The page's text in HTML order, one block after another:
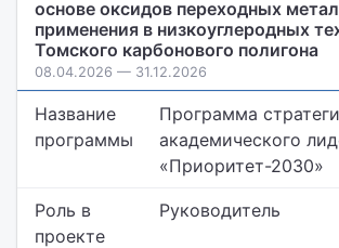
основе оксидов переходных
применения в низкоуглеродных
Томского карбонового полигона
08.04.2026 — 31.12.2026
Название
программы
Программа
академического
«Приоритет-2030»
Роль в
проекте
Руководитель